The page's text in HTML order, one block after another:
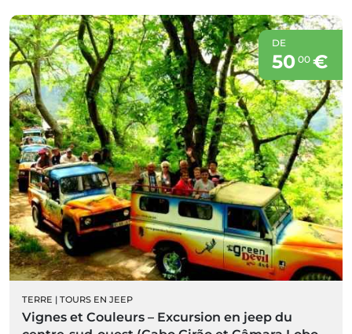
DE
50 00€
TERRE | TOURS EN JEEP
Vignes et Couleurs – Excursion en jeep du